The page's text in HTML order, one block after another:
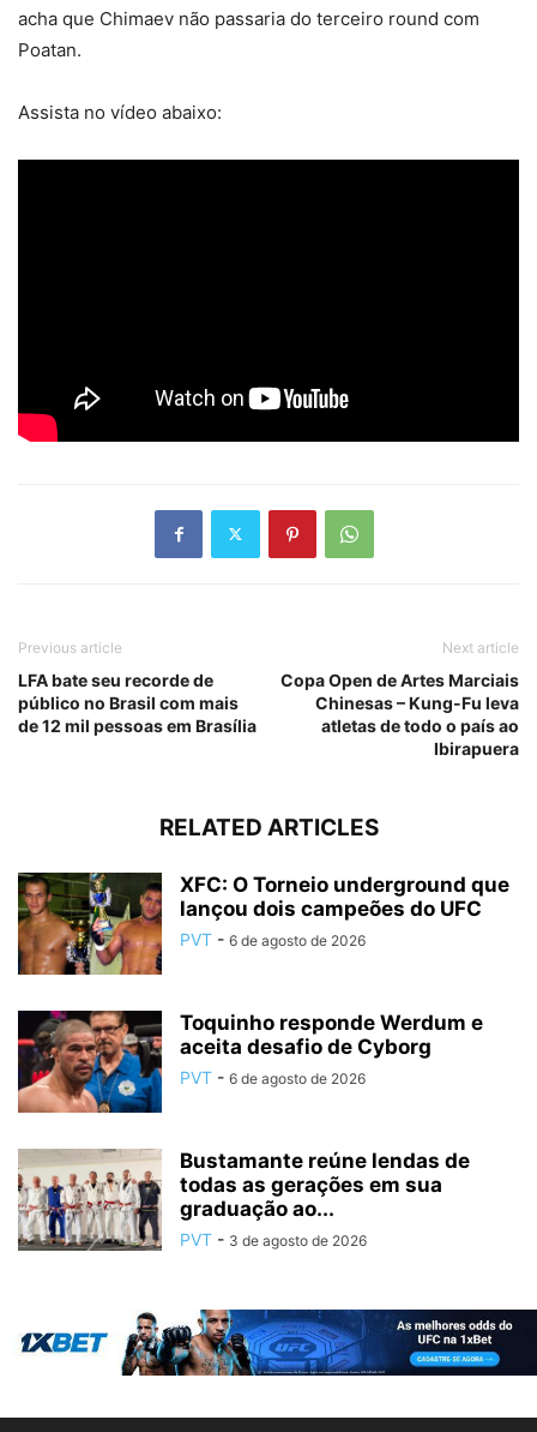
acha que Chimaev não passaria do terceiro round com
Poatan.
Assista no vídeo abaixo:
Previous article
LFA bate seu recorde de
público no Brasil com mais
de 12 mil pessoas em Brasília
Next article
Copa Open de Artes Marciais
Chinesas – Kung-Fu leva
atletas de todo o país ao
Ibirapuera
RELATED ARTICLES
XFC: O Torneio underground que
lançou dois campeões do UFC
PVT - 6 de agosto de 2026
Toquinho responde Werdum e
aceita desafio de Cyborg
PVT - 6 de agosto de 2026
Bustamante reúne lendas de
todas as gerações em sua
graduação ao...
PVT - 3 de agosto de 2026